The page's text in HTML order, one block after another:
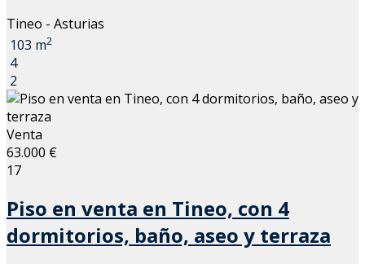
Tineo - Asturias
103 m2
4
2
Venta
63.000 €
17
Piso en venta en Tineo, con 4
dormitorios, baño, aseo y terraza